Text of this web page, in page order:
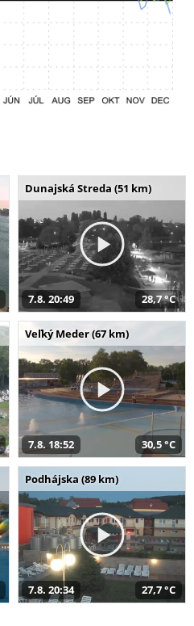
Dunajská Streda (51 km)
7.8. 20:49 28,7 °C
Veľký Meder (67 km)
7.8. 18:52 30,5 °C
Podhájska (89 km)
7.8. 20:34 27,7 °C